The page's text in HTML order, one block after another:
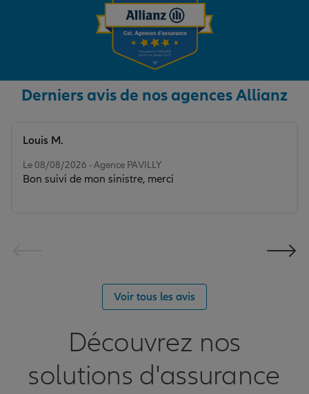
Derniers avis de nos agences Allianz
Le 08/08/2026 - Agence PAVILLY
Bon suivi de mon sinistre, merci
Louis M.
Voir tous les avis
Découvrez nos
solutions d'assurance